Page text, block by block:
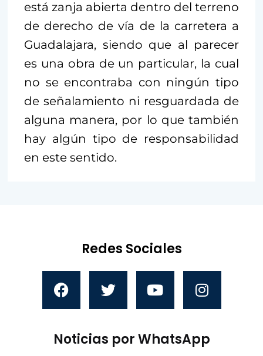
está zanja abierta dentro del terreno
de derecho de vía de la carretera a
Guadalajara, siendo que al parecer
es una obra de un particular, la cual
no se encontraba con ningún tipo
de señalamiento ni resguardada de
alguna manera, por lo que también
hay algún tipo de responsabilidad
en este sentido.
Redes Sociales
Noticias por WhatsApp